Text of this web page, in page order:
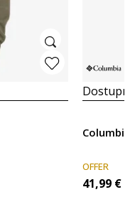
Columbia
OFFER
41,99 €